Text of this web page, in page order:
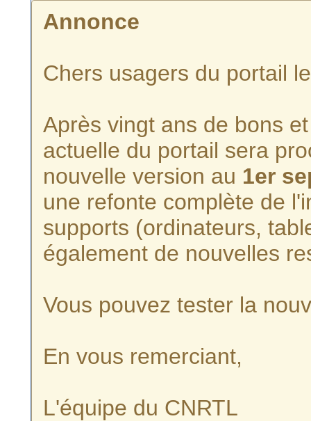
Annonce
Chers usagers du portail
Après vingt ans de bons
actuelle du portail sera
nouvelle version au 1er
une refonte complète de
supports (ordinateurs,
également de nouvelles
Vous pouvez tester la
En vous remerciant,
L'équipe du CNRTL